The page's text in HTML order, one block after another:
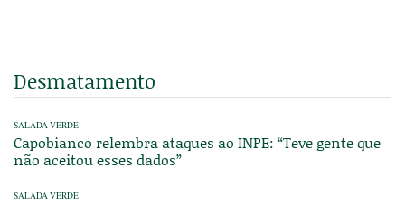
Desmatamento
SALADA VERDE
Capobianco relembra ataques ao INPE: “Teve gente que
não aceitou esses dados”
SALADA VERDE